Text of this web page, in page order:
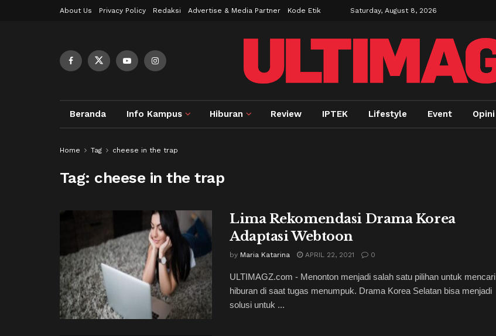
About Us Privacy Policy Redaksi Advertise & Media Partner Kode Etik Saturday, August 8, 2026
Beranda Info Kampus Hiburan Review IPTEK Lifestyle Event Opini
Home Tag cheese in the trap
Tag: cheese in the trap
Lima Rekomendasi Drama Korea
Adaptasi Webtoon
by Maria Katarina APRIL 22, 2021 0
ULTIMAGZ.com - Menonton menjadi salah satu pilihan untuk mencari
hiburan di saat tugas menumpuk. Drama Korea Selatan bisa menjadi
solusi untuk ...